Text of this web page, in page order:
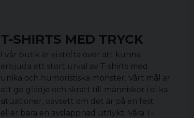
T-SHIRTS MED TRYCK
I vår butik är vi stolta över att kunna
erbjuda ett stort urval av T-shirts med
unika och humoristiska mönster. Vårt mål är
att ge glädje och skratt till människor i olika
situationer, oavsett om det är på en fest
eller bara en avslappnad utflykt. Våra T-